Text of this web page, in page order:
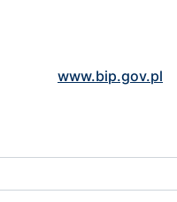
www.bip.gov.pl